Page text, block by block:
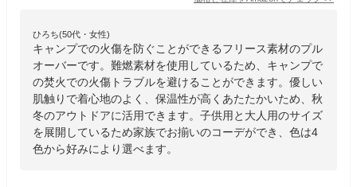
ひろち(50代・女性)
キャンプでの火傷を防ぐことができるフリース素材のプル
オーバーです。難燃素材を使用しているため、キャンプで
の焚火での火傷トラブルを避けることができます。優しい
肌触りで着心地のよく、保温性が高くあたたかいため、秋
冬のアウトドアに活用できます。子供用と大人用のサイズ
を展開しているため家族でお揃いのコーデができ、色は4
色から好みにより選べます。